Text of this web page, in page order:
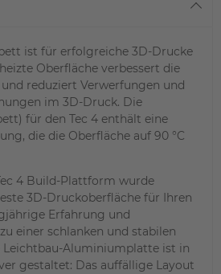
ist für erfolgreiche 3D-Drucke
Oberfläche verbessert die
reduziert Verwerfungen und
im 3D-Druck. Die
für den Tec 4 enthält eine
die die Oberfläche auf 90 °C
4 Build-Plattform wurde
3D-Druckoberfläche für Ihren
Erfahrung und
einer schlanken und stabilen
Aluminiumplatte ist in
gestaltet: Das auffällige Layout